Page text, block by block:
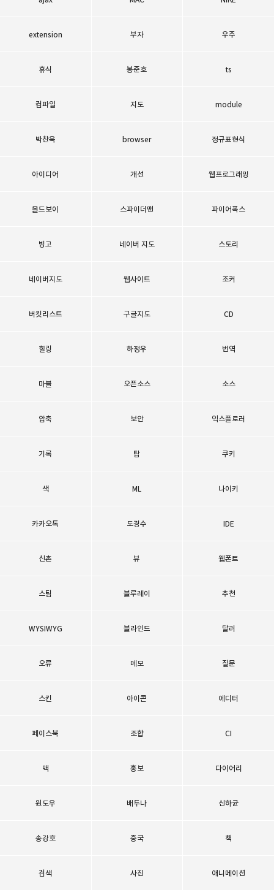
extension 부자 우주
휴식 봉준호 ts
컴파일 지도 module
박찬욱 browser 정규표현식
아이디어 개선 웹프로그래밍
올드보이 스파이더맨 파이어폭스
빙고 네이버 지도 스토리
네이버지도 웹사이트 조커
버킷리스트 구글지도 CD
힐링 하정우 번역
마블 오픈소스 소스
압축 보안 익스플로러
기록 탑 쿠키
색 ML 나이키
카카오톡 도경수 IDE
신촌 뷰 웹폰트
스팀 블루레이 추천
WYSIWYG 블라인드 달러
오류 메모 질문
스킨 아이콘 에디터
페이스북 조합 CI
맥 홍보 다이어리
윈도우 배두나 신하균
송강호 중국 책
검색 사진 애니메이션